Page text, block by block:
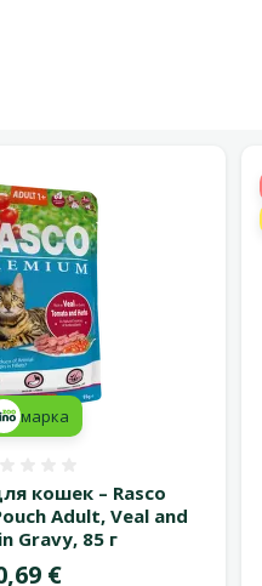
кошек – Rasco
Adult, Veal and
Gravy, 85 г
€
марка